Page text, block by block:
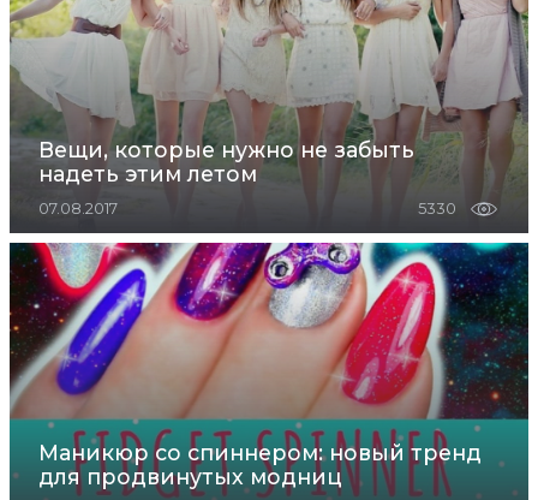
Вещи, которые нужно не забыть
надеть этим летом
07.08.2017 5330
Маникюр со спиннером: новый тренд
для продвинутых модниц